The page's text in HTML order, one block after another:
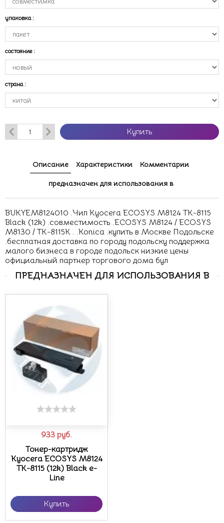
упаковка :
состояние :
страна :
Купить
Описание Характеристики Комментарии
предназначен для использования в
BUKYEM8124010 .Чип Kyocera ECOSYS M8124 TK-8115
Black (12k) .совместимость .ECOSYS M8124 / ECOSYS
M8130 / TK-8115K . .Konica .купить в Москве Подольске
.бесплатная доставка по городу подольску поддержка
малого бизнеса в городе подольск низкие цены
официальный партнер торгового дома бул
ПРЕДНАЗНАЧЕН ДЛЯ ИСПОЛЬЗОВАНИЯ В
933 руб.
Тонер-картридж
Kyocera ECOSYS M8124
TK-8115 (12k) Black e-
Line
Купить